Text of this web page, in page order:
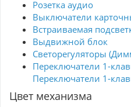
Розетка аудио
Выключатели
Встраиваемая
Выдвижной блок
Светорегуляторы
Переключатели 1-
Переключатели 1-
Цвет механизма